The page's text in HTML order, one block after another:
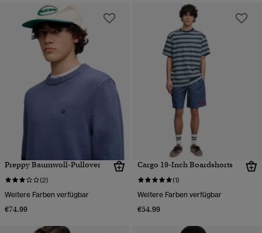
Preppy Baumwoll-Pullover
(2)
Weitere Farben verfügbar
€74.99
Cargo 19-Inch Boardshorts
(1)
Weitere Farben verfügbar
€54.99